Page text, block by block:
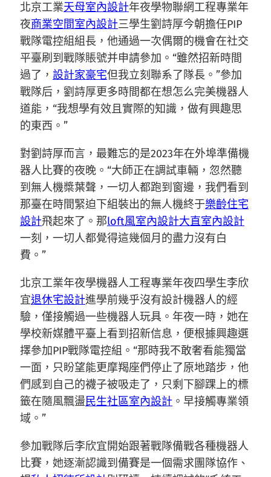
北京工業天母室內設計年夜學物聯網工程專業年
夜商業空間室內設計三學生劉詩厚今朝擔任PIP
戰隊電控組組長，他通過一次偶爾的機會在社交
平臺刷到戰隊賬號并申請參加。“雖然招新時間
過了， 設計家豪宅但我立刻聯系了隊長。”參加
戰隊后，劉詩厚更多時間都在想怎么完美機器人
道能，“我想學有效且實際的知識，做有興趣思
的東西。”
對劉詩厚而言，最難忘的是2023年在外埠準備機
器人比賽的夜晚。“大師正在調試車輛，忽然聽
到無人機槳葉聲，一切人都跑到窗邊，我們看到
那臺在時間緊迫下組裝出的無人機終于樂齡住宅
設計飛起來了。那loft風室內設計大直室內設計
一刻，一切人都覺得這幾個月的盡力沒有白
費。”
北京工業年夜學機器人工程專業年夜四學生李欣
宜退休宅設計進學前幾乎沒有設計機器人的經
驗，僅接觸過一些機器人玩具。年夜一時，她在
學校新媒體平臺上看到招新信息，便根據興趣選
擇參加PIP戰隊電控組。“那時我不敢奢看能獨當
一面，只盼望能更摩羯座們停止了原地踏步，他
們感到自己的襪子被吸走了，只剩下腳踝上的標
籤在隨風飄盪民生社區室內設計 。早接觸專業領
域。”
參加戰隊后李欣宜開始跟著戰隊備戰各種機器人
比賽，她逐漸認識到備賽是一個需求團隊協作、